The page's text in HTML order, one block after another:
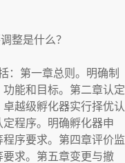
整是什么？
第一章总则。明确制
能和目标。第二章认定
越级孵化器实行择优认
程序。明确孵化器申
序要求。第四章评价监
求。第五章变更与撤